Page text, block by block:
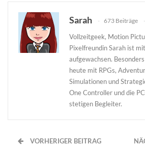
Sarah 673 Beiträge
Vollzeitgeek, Motion
Pixelfreundin Sarah ist
aufgewachsen.
heute mit RPGs,
Simulationen und
One Controller und die
stetigen Begleiter.
VORHERIGER BEITRAG